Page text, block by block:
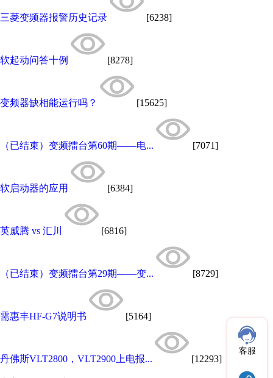
三菱变频器报警历史记录 [6238]
软起动问答十例 [8278]
变频器缺相能运行吗？ [15625]
（已结束）变频擂台第60期——电... [7071]
软启动器的应用 [6384]
英威腾 vs 汇川 [6816]
（已结束）变频擂台第29期——变... [8729]
需惠丰HF-G7说明书 [5164]
丹佛斯VLT2800，VLT2900上电报... [12293]
客服